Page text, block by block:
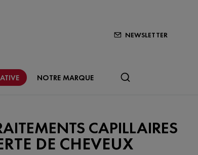
NEWSLETTER
NOTRE MARQUE
CAPILLAIRES
DE CHEVEUX